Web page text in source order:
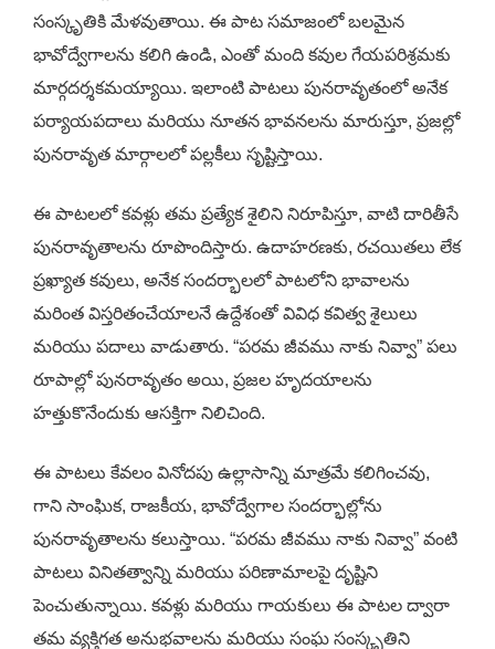
సంస్కృతికి మేళవుతాయి. ఈ పాట సమాజంలో బలమైన
భావోద్వేగాలను కలిగి ఉండి, ఎంతో మంది కవుల గేయపరిశ్రమకు
మార్గదర్శకమయ్యాయి. ఇలాంటి పాటలు పునరావృతంలో అనేక
పర్యాయపదాలు మరియు నూతన భావనలను మారుస్తూ, ప్రజల్లో
పునరావృత మార్గాలలో పల్లకీలు సృష్టిస్తాయి.
ఈ పాటలలో కవళ్లు తమ ప్రత్యేక శైలిని నిరూపిస్తూ, వాటి దారితీసే
పునరావృతాలను రూపొందిస్తారు. ఉదాహరణకు, రచయితలు లేక
ప్రఖ్యాత కవులు, అనేక సందర్భాలలో పాటలోని భావాలను
మరింత విస్తరితంచేయాలనే ఉద్దేశంతో వివిధ కవిత్వ శైలులు
మరియు పదాలు వాడుతారు. “పరమ జీవము నాకు నివ్వా” పలు
రూపాల్లో పునరావృతం అయి, ప్రజల హృదయాలను
హత్తుకొనేందుకు ఆసక్తిగా నిలిచింది.
ఈ పాటలు కేవలం వినోదపు ఉల్లాసాన్ని మాత్రమే కలిగించవు,
గాని సాంఘిక, రాజకీయ, భావోద్వేగాల సందర్భాల్లోను
పునరావృతాలను కలుస్తాయి. “పరమ జీవము నాకు నివ్వా” వంటి
పాటలు వినితత్వాన్ని మరియు పరిణామాలపై దృష్టిని
పెంచుతున్నాయి. కవళ్లు మరియు గాయకులు ఈ పాటల ద్వారా
తమ వ్యక్తిగత అనుభవాలను మరియు సంఘ సంస్కృతిని